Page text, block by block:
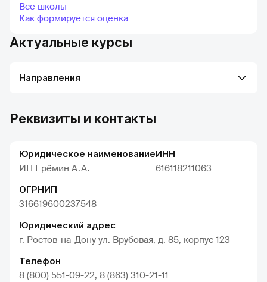
Все школы
Как формируется оценка
Актуальные курсы
Направления
Реквизиты и контакты
Юридическое наименование
ИП Ерёмин А.А.
ИНН
616118211063
ОГРНИП
316619600237548
Юридический адрес
г. Ростов-на-Дону ул. Врубовая, д. 85, корпус 123
Телефон
8 (800) 551-09-22, 8 (863) 310-21-11